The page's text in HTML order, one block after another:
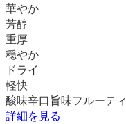
華やか
芳醇
重厚
穏やか
ドライ
軽快
酸味辛口 旨味フルーティ
詳細を見る